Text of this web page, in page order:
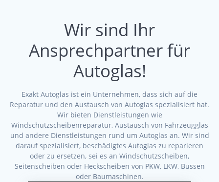
Wir sind Ihr
Ansprechpartner für
Autoglas!
Exakt Autoglas ist ein Unternehmen, dass sich auf die
Reparatur und den Austausch von Autoglas spezialisiert hat.
Wir bieten Dienstleistungen wie
Windschutzscheibenreparatur, Austausch von Fahrzeugglas
und andere Dienstleistungen rund um Autoglas an. Wir sind
darauf spezialisiert, beschädigtes Autoglas zu reparieren
oder zu ersetzen, sei es an Windschutzscheiben,
Seitenscheiben oder Heckscheiben von PKW, LKW, Bussen
oder Baumaschinen.